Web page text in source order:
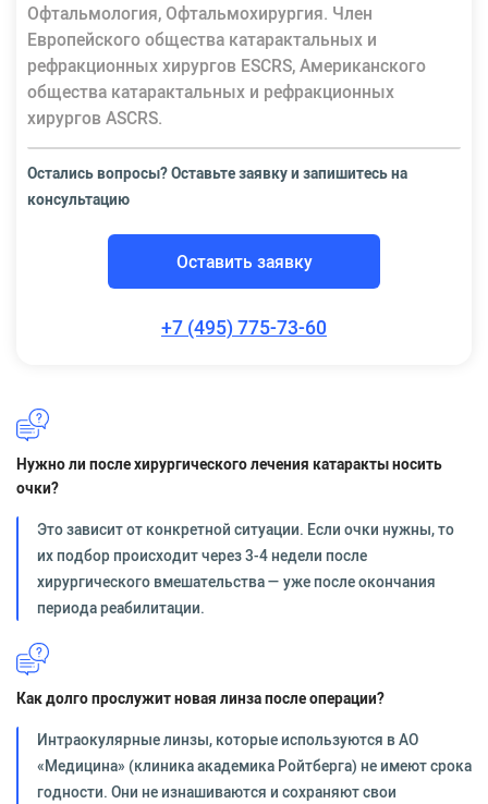
Офтальмология, Офтальмохирургия. Член
Европейского общества катарактальных и
рефракционных хирургов ESCRS, Американского
общества катарактальных и рефракционных
хирургов ASCRS.
Остались вопросы? Оставьте заявку и запишитесь на
консультацию
Оставить заявку
+7 (495) 775-73-60
Нужно ли после хирургического лечения катаракты носить
очки?
Это зависит от конкретной ситуации. Если очки нужны, то
их подбор происходит через 3-4 недели после
хирургического вмешательства — уже после окончания
периода реабилитации.
Как долго прослужит новая линза после операции?
Интраокулярные линзы, которые используются в АО
«Медицина» (клиника академика Ройтберга) не имеют срока
годности. Они не изнашиваются и сохраняют свои